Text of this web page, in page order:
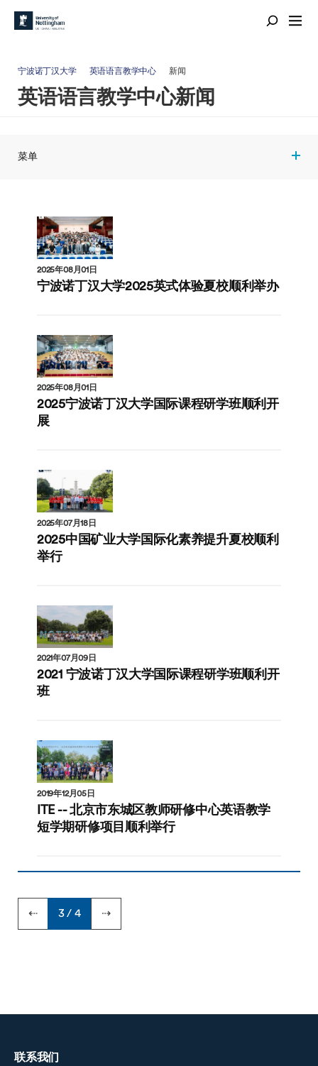
宁波诺丁汉大学 英语语言教学中心 新闻
英语语言教学中心新闻
菜单
2025年08月01日
宁波诺丁汉大学2025英式体验夏校顺利举办
2025年08月01日
2025宁波诺丁汉大学国际课程研学班顺利开
展
2025年07月18日
2025中国矿业大学国际化素养提升夏校顺利
举行
2021年07月09日
2021 宁波诺丁汉大学国际课程研学班顺利开
班
2019年12月05日
ITE -- 北京市东城区教师研修中心英语教学
短学期研修项目顺利举行
⇠ 3 / 4 ⇢
联系我们